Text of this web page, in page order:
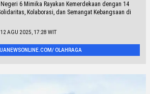
6 Mimika Rayakan Kemerdekaan dengan 14
Kolaborasi, dan Semangat Kebangsaan di
AGU 2025, 17:28 WIT
OLAHRAGA